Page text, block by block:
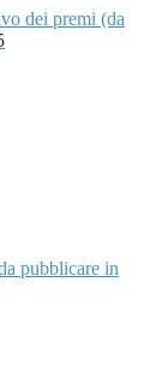
dei premi (da
pubblicare in